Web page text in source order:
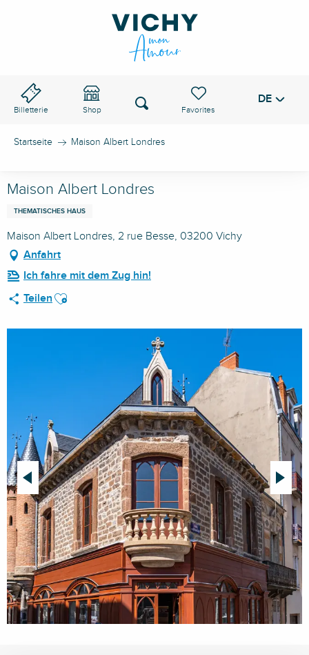
Billetterie Shop
Voir les favoris
Suche DE
Startseite Maison Albert Londres
Maison Albert Londres
THEMATISCHES HAUS
Maison Albert Londres, 2 rue Besse, 03200 Vichy
Anfahrt
Ich fahre mit dem Zug hin!
Teilen Ajouter aux favoris